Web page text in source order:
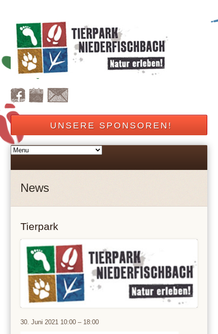
UNSERE SPONSOREN!
News
Tierpark
Tierpark
30. Juni 2021 10:00 – 18:00